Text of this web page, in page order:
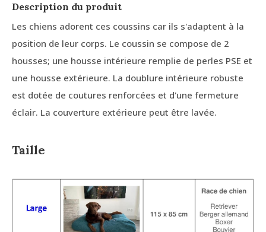
Description du produit
Les chiens adorent ces coussins car ils s'adaptent à la
position de leur corps. Le coussin se compose de 2
housses; une housse intérieure remplie de perles PSE et
une housse extérieure. La doublure intérieure robuste
est dotée de coutures renforcées et d'une fermeture
éclair. La couverture extérieure peut être lavée.
Taille